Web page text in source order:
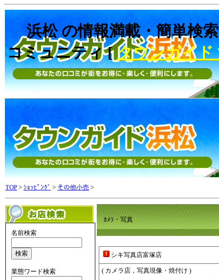
浜松 の情報満載・簡単検
コミュニティ [タウンガイ
TOP > ｼｮｯﾋﾟﾝｸﾞ > その他小売 >
名前検索
業態ワード検索
ｶﾒﾗ・写真
シキ写真店富塚店
( カメラ店，写真現像・焼付け )